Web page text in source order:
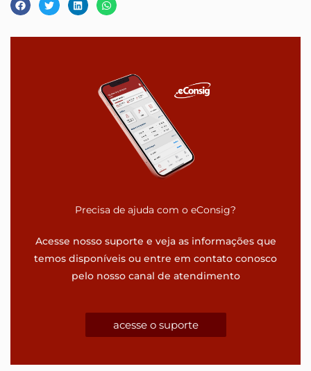
Precisa de ajuda com o eConsig?
Acesse nosso suporte e veja as informações que
temos disponíveis ou entre em contato conosco
pelo nosso canal de atendimento
acesse o suporte